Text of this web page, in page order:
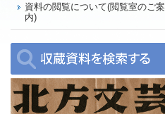
資料の閲覧について(閲覧室のご案
内)